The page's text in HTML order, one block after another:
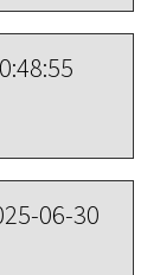
06-30